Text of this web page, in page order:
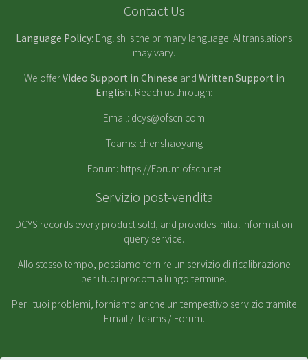
Contact Us
Language Policy: English is the primary language. AI translations
may vary.
We offerVideo Support in Chinese and Written Support in
English. Reach us through:
Email: dcys@ofscn.com
Teams: chenshaoyang
Forum: https://Forum.ofscn.net
Servizio post-vendita
DCYS records every product sold, and provides initial information
query service.
Allo stesso tempo, possiamo fornire un servizio di ricalibrazione
per i tuoi prodotti a lungo termine.
Per i tuoi problemi, forniamo anche un tempestivo servizio tramite
Email / Teams / Forum.